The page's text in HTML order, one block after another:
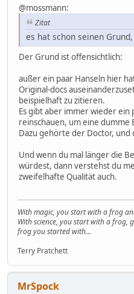
@mossmann:
Zitat
es hat schon seinen Grund,
Der Grund ist offensichtlich:
außer ein paar Hanseln hier
Original-docs
beispielhaft zu zitieren.
Es gibt aber immer wieder ein
reinschauen, um eine
Dazu gehörte der Doctor, und
Und wenn du mal länger die
würdest, dann verstehst du
zweifelhafte Qualität auch.
With magic, you start with a frog
With science, you start with a frog,
frog you started with...
Terry Pratchett
MrSpock